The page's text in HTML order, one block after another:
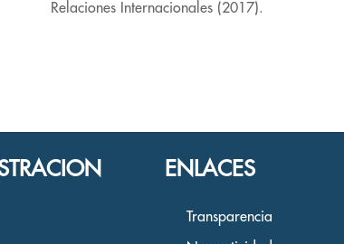
Relaciones Internacionales (2017).
ENLACES
Transparencia